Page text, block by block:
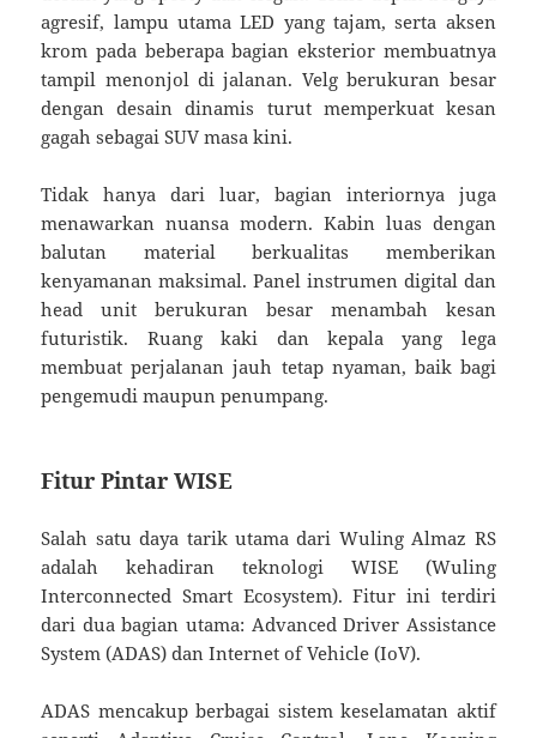
agresif, lampu utama LED yang tajam, serta aksen
krom pada beberapa bagian eksterior membuatnya
tampil menonjol di jalanan. Velg berukuran besar
dengan desain dinamis turut memperkuat kesan
gagah sebagai SUV masa kini.
Tidak hanya dari luar, bagian interiornya juga
menawarkan nuansa modern. Kabin luas dengan
balutan material berkualitas memberikan
kenyamanan maksimal. Panel instrumen digital dan
head unit berukuran besar menambah kesan
futuristik. Ruang kaki dan kepala yang lega
membuat perjalanan jauh tetap nyaman, baik bagi
pengemudi maupun penumpang.
Fitur Pintar WISE
Salah satu daya tarik utama dari Wuling Almaz RS
adalah kehadiran teknologi WISE (Wuling
Interconnected Smart Ecosystem). Fitur ini terdiri
dari dua bagian utama: Advanced Driver Assistance
System (ADAS) dan Internet of Vehicle (IoV).
ADAS mencakup berbagai sistem keselamatan aktif